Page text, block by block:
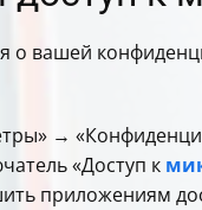
о вашей
→
«Доступ к
приложениям